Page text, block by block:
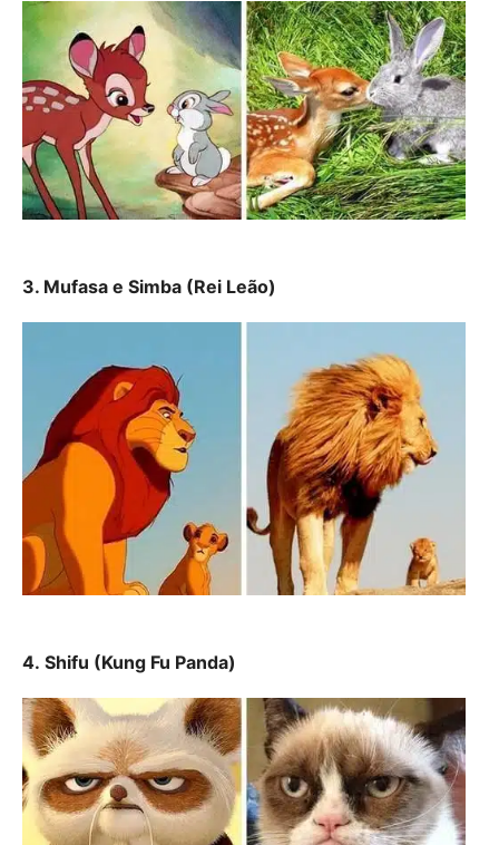
3. Mufasa e Simba (Rei Leão)
4. Shifu (Kung Fu Panda)